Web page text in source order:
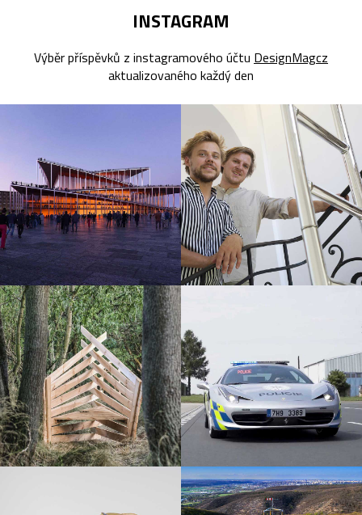
INSTAGRAM
Výběr příspěvků z instagramového účtu DesignMagcz
aktualizovaného každý den